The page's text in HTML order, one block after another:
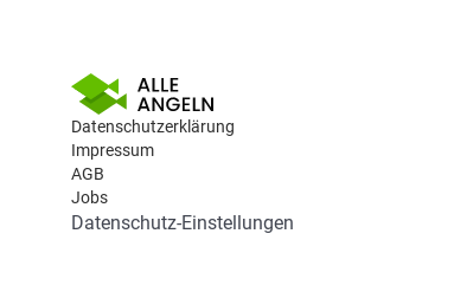
Datenschutzerklärung
Impressum
AGB
Jobs
Datenschutz-Einstellungen